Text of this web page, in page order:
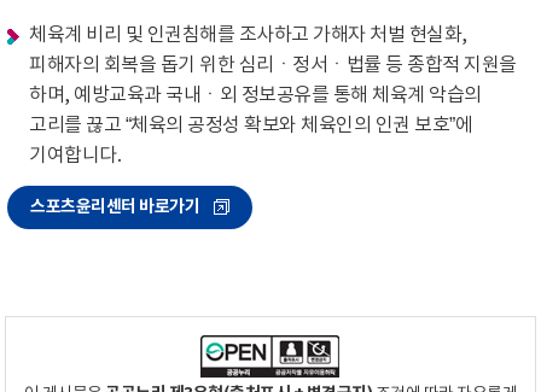
체육계 비리 및 인권침해를 조사하고 가해자 처벌 현실화,
피해자의 회복을 돕기 위한 심리ㆍ정서ㆍ법률 등 종합적 지원을
하며, 예방교육과 국내ㆍ외 정보공유를 통해 체육계 악습의
고리를 끊고 “체육의 공정성 확보와 체육인의 인권 보호”에
기여합니다.
스포츠윤리센터 바로가기